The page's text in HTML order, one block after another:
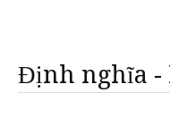
Định nghĩa -